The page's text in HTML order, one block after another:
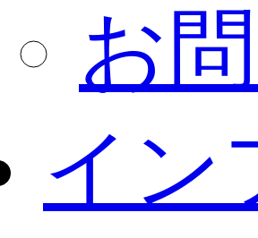
お
イン